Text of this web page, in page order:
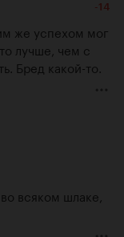
-14
же успехом мог
лучше, чем с
Бред какой-то.
всяком шлаке,